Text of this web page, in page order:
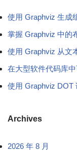
使用 Graphviz 生成
掌握 Graphviz 中的
使用 Graphviz 从文
在大型软件代码库
使用 Graphviz DOT
Archives
2026 年 8 月